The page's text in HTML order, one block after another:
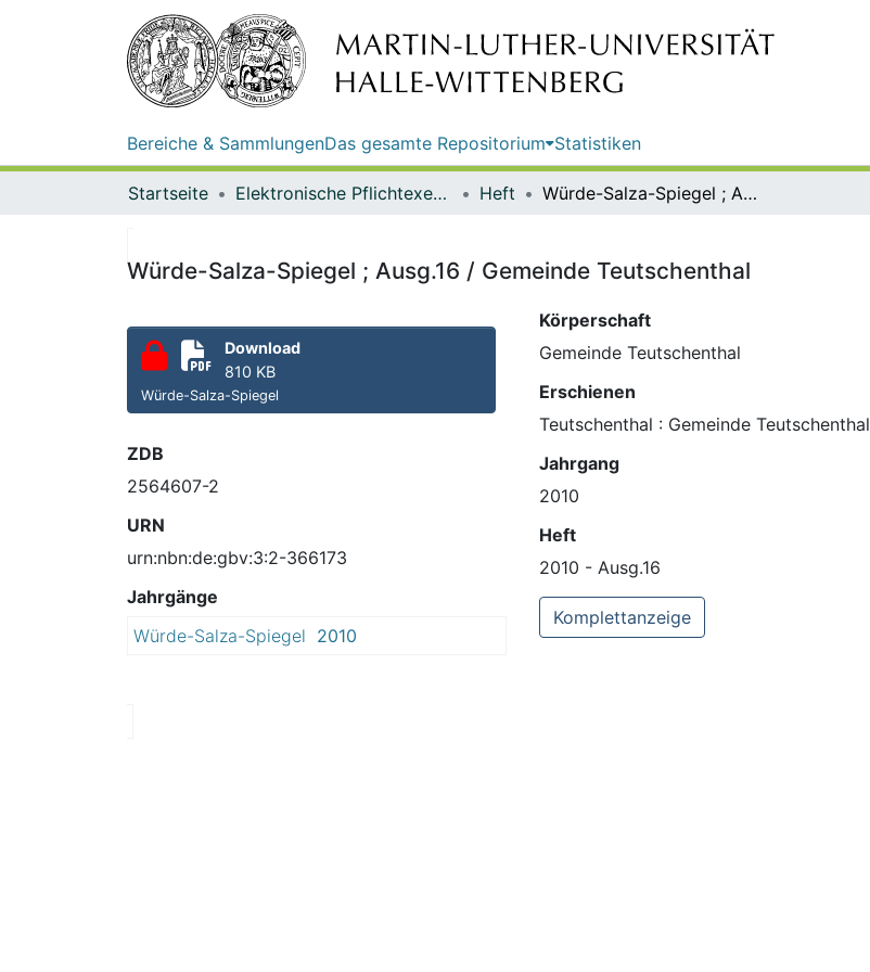
Bereiche & SammlungenDas gesamte Repositorium Statistiken
Startseite Elektronische Pflichtexemplare Heft Würde-Salza-Spiegel ; Ausg.16 / Gemeinde Teutschenthal
Würde-Salza-Spiegel ; Ausg.16 / Gemeinde Teutschenthal
Download
810 KB
Würde-Salza-Spiegel
ZDB
2564607-2
URN
urn:nbn:de:gbv:3:2-366173
Jahrgänge
Würde-Salza-Spiegel 2010
Körperschaft
Gemeinde Teutschenthal
Erschienen
Teutschenthal : Gemeinde Teutschenthal
Jahrgang
2010
Heft
2010 - Ausg.16
Komplettanzeige